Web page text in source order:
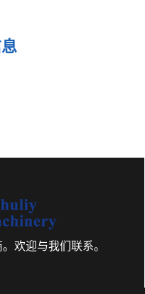
欢迎与我们联系。